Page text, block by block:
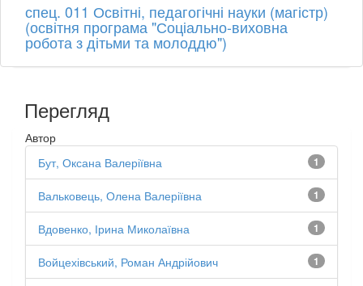
спец. 011 Освітні, педагогічні науки (магістр)
(освітня програма "Соціально-виховна
робота з дітьми та молоддю")
Перегляд
Автор
1
Бут, Оксана Валеріївна
1
Вальковець, Олена Валеріївна
1
Вдовенко, Ірина Миколаївна
1
Войцехівський, Роман Андрійович